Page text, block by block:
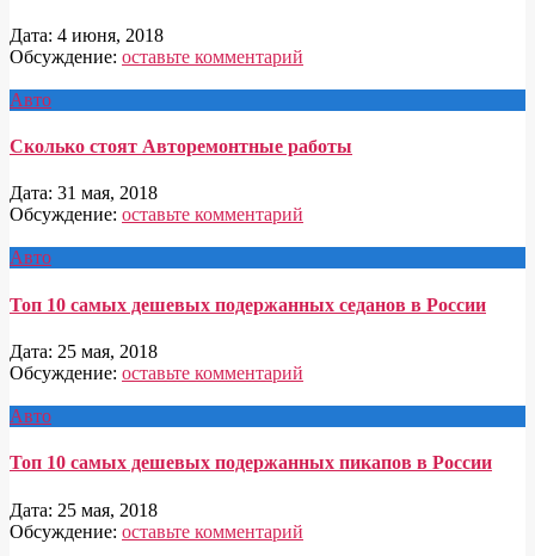
Дата: 4 июня, 2018
Обсуждение: оставьте комментарий
Авто
Сколько стоят Авторемонтные работы
Дата: 31 мая, 2018
Обсуждение: оставьте комментарий
Авто
Топ 10 самых дешевых подержанных седанов в России
Дата: 25 мая, 2018
Обсуждение: оставьте комментарий
Авто
Топ 10 самых дешевых подержанных пикапов в России
Дата: 25 мая, 2018
Обсуждение: оставьте комментарий